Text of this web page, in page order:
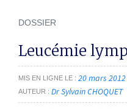
DOSSIER
Leucémie
MIS EN LIGNE LE 20 mars 2012
AUTEUR Dr Sylvain CHOQUET